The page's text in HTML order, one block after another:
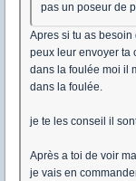
pas un poseur de
Apres si tu as
peux leur envoyer ta
dans la foulée moi il
dans la foulée.
je te les conseil il
Après a toi de voir
je vais en